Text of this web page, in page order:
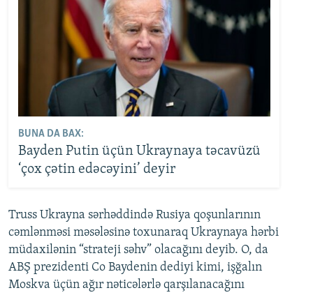
BUNA DA BAX:
Bayden Putin üçün Ukraynaya təcavüzü
‘çox çətin edəcəyini’ deyir
Truss Ukrayna sərhəddində Rusiya qoşunlarının
cəmlənməsi məsələsinə toxunaraq Ukraynaya hərbi
müdaxilənin “strateji səhv” olacağını deyib. O, da
ABŞ prezidenti Co Baydenin dediyi kimi, işğalın
Moskva üçün ağır nəticələrlə qarşılanacağını